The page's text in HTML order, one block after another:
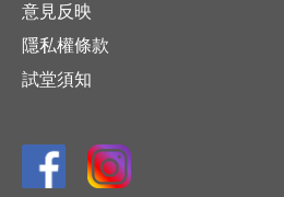
意見反映
隱私權條款
試堂須知